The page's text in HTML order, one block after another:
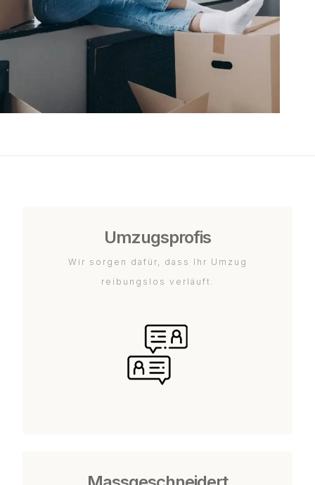
Umzugsprofis
Wir sorgen dafür, dass Ihr Umzug
reibungslos verläuft.